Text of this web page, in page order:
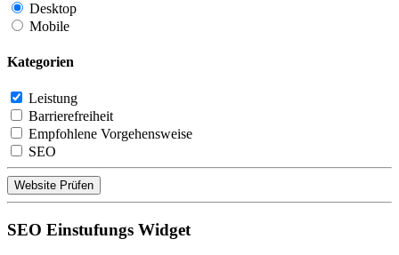
Desktop
Mobile
Kategorien
Leistung
Barrierefreiheit
Empfohlene Vorgehensweise
SEO
Website Prüfen
SEO Einstufungs Widget